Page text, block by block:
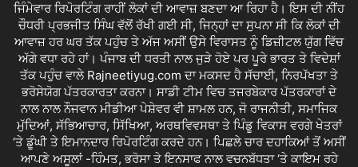
ਜਿੰਮੇਵਾਰ ਰਿਪੋਰਟਿੰਗ ਰਾਹੀਂ ਲੋਕਾਂ ਦੀ ਆਵਾਜ਼ ਬਣਦਾ ਆ ਰਿਹਾ ਹੈ। ਇਸ ਦੀ ਨੀਂਹ
ਚੌਧਰੀ ਪ੍ਰਭਜੀਤ ਸਿੰਘ ਵੱਲੋਂ ਰੱਖੀ ਗਈ ਸੀ, ਜਿਨ੍ਹਾਂ ਦਾ ਸੁਪਨਾ ਸੀ ਕਿ ਲੋਕਾਂ ਦੀ
ਆਵਾਜ਼ ਹਰ ਘਰ ਤੱਕ ਪਹੁੰਚ ਤੇ ਅੱਜ ਅਸੀਂ ਉਸੇ ਵਿਰਾਸਤ ਨੂੰ ਡਿਜ਼ੀਟਲ ਯੁੱਗ ਵਿੱਚ
ਅੱਗੇ ਵਧਾ ਰਹੇ ਹਾਂ। ਪੰਜਾਬ ਦੀ ਧਰਤੀ ਨਾਲ ਜੁੜੇ ਹੋਏ ਪਰ ਪੂਰੇ ਭਾਰਤ ਤੇ ਵਿਦੇਸ਼ਾਂ
ਤੱਕ ਪਹੁੰਚ ਵਾਲੇ Rajneetiyug.com ਦਾ ਮਕਸਦ ਹੈ ਸੱਚਾਈ, ਨਿਰਪੱਖਤਾ ਤੇ
ਭਰੋਸੇਯੋਗ ਪੱਤਰਕਾਰਤਾ ਕਰਨਾ। ਸਾਡੀ ਟੀਮ ਵਿਚ ਤਜਰਬੇਕਾਰ ਪੱਤਰਕਾਰਾਂ ਦੇ
ਨਾਲ ਨਾਲ ਨੌਜਵਾਨ ਮੀਡੀਆ ਪੇਸ਼ੇਵਰ ਵੀ ਸ਼ਾਮਲ ਹਨ, ਜੋ ਰਾਜਨੀਤੀ, ਸਮਾਜਿਕ
ਮੁੱਦਿਆਂ, ਸੱਭਿਆਚਾਰ, ਸਿੱਖਿਆ, ਅਰਥਵਿਵਸਥਾ ਤੇ ਪਿੰਡੂ ਵਿਕਾਸ ਵਰਗੇ ਖੇਤਰਾਂ
‘ਤੇ ਡੂੰਘੀ ਤੇ ਇਮਾਨਦਾਰ ਰਿਪੋਰਟਿੰਗ ਕਰਦੇ ਹਨ। ਪਿਛਲੇ ਚਾਰ ਦਹਾਕਿਆਂ ਤੋਂ ਅਸੀਂ
ਆਪਣੇ ਅਸੂਲਾਂ -ਹਿੰਮਤ, ਭਰੋਸਾ ਤੇ ਇਨਸਾਫ ਨਾਲ ਵਚਨਬੱਧਤਾ ‘ਤੇ ਕਾਇਮ ਰਹੇ